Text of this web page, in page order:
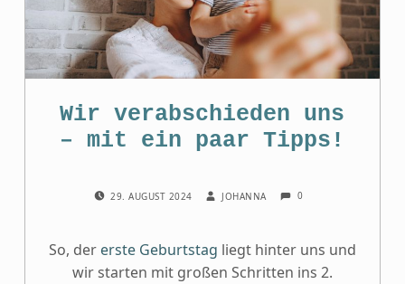
Wir verabschieden uns
– mit ein paar Tipps!
29. AUGUST 2024 JOHANNA 0
So, der erste Geburtstag liegt hinter uns und
wir starten mit großen Schritten ins 2.